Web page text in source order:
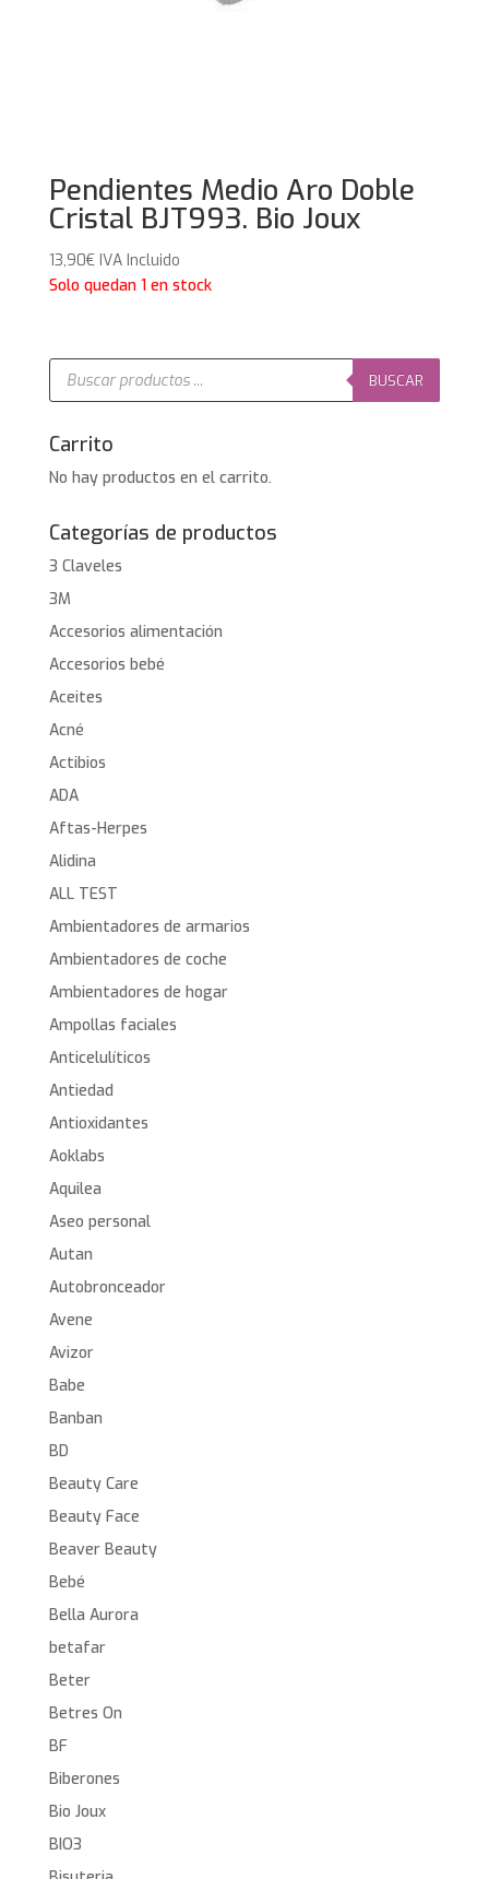
Pendientes Medio Aro Doble
Cristal BJT993. Bio Joux
13,90€ IVA Incluido
Solo quedan 1 en stock
Búsqueda
productos
BUSCAR
Carrito
No hay productos en el carrito.
Categorías de productos
3 Claveles
3M
Accesorios alimentación
Accesorios bebé
Aceites
Acné
Actibios
ADA
Aftas-Herpes
Alidina
ALL TEST
Ambientadores de armarios
Ambientadores de coche
Ambientadores de hogar
Ampollas faciales
Anticelulíticos
Antiedad
Antioxidantes
Aoklabs
Aquilea
Aseo personal
Autan
Autobronceador
Avene
Avizor
Babe
Banban
BD
Beauty Care
Beauty Face
Beaver Beauty
Bebé
Bella Aurora
betafar
Beter
Betres On
BF
Biberones
Bio Joux
BIO3